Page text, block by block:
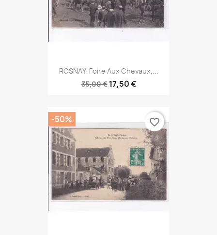
ROSNAY: Foire Aux Chevaux,...
35,00 € 17,50 €
-50% favorite_border